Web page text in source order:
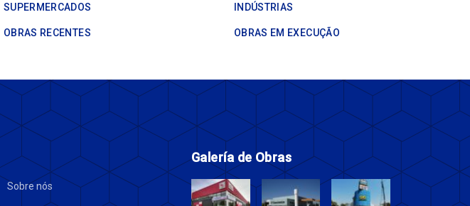
SUPERMERCADOS INDÚSTRIAS
OBRAS RECENTES OBRAS EM EXECUÇÃO
Sobre nós
Galería de Obras